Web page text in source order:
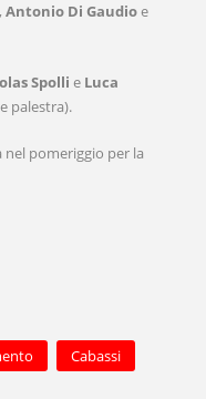
, Antonio Di Gaudioe
Spolli e Luca
palestra).
pomeriggio per la
Cabassi